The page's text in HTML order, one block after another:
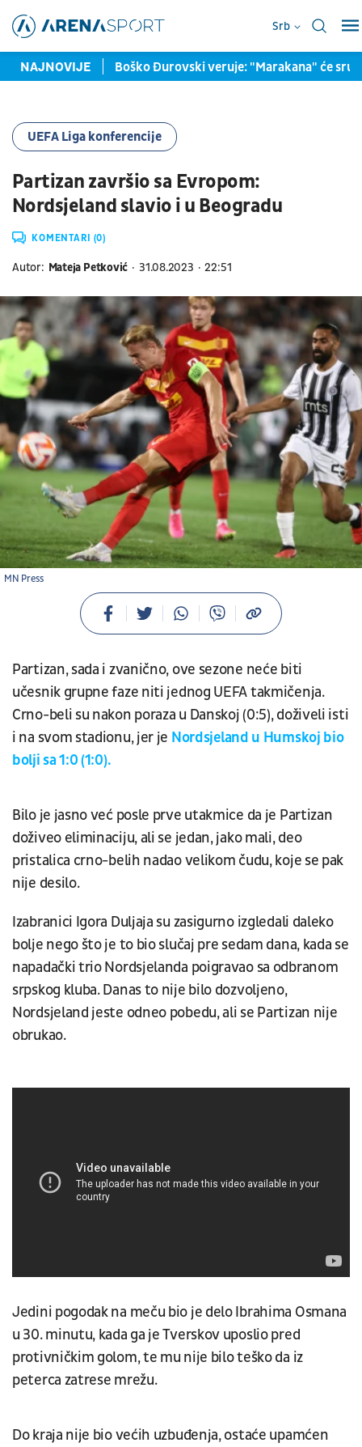
Srb
NAJNOVIJE
NBA igreača Boško Đurovski veruje: "Marakana" će
UEFA Liga konferencije
Partizan završio sa Evropom:
Nordsjeland slavio i u Beogradu
KOMENTARI (0)
Autor: Mateja Petković 31.08.2023 22:51
MN Press
Partizan, sada i zvanično, ove sezone neće biti
učesnik grupne faze niti jednog UEFA takmičenja.
Crno-beli su nakon poraza u Danskoj (0:5), doživeli isti
i na svom stadionu, jer je Nordsjeland u Humskoj bio
bolji sa 1:0 (1:0).
Bilo je jasno već posle prve utakmice da je Partizan
doživeo eliminaciju, ali se jedan, jako mali, deo
pristalica crno-belih nadao velikom čudu, koje se pak
nije desilo.
Izabranici Igora Duljaja su zasigurno izgledali daleko
bolje nego što je to bio slučaj pre sedam dana, kada se
napadački trio Nordsjelanda poigravao sa odbranom
srpskog kluba. Danas to nije bilo dozvoljeno,
Nordsjeland jeste odneo pobedu, ali se Partizan nije
obrukao.
Jedini pogodak na meču bio je delo Ibrahima Osmana
u 30. minutu, kada ga je Tverskov uposlio pred
protivničkim golom, te mu nije bilo teško da iz
peterca zatrese mrežu.
Do kraja nije bio većih uzbuđenja, ostaće upamćen